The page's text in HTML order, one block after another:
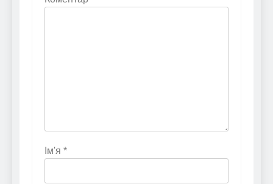
Ім'я *